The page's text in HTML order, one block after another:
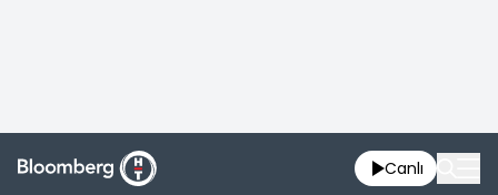
Canlı